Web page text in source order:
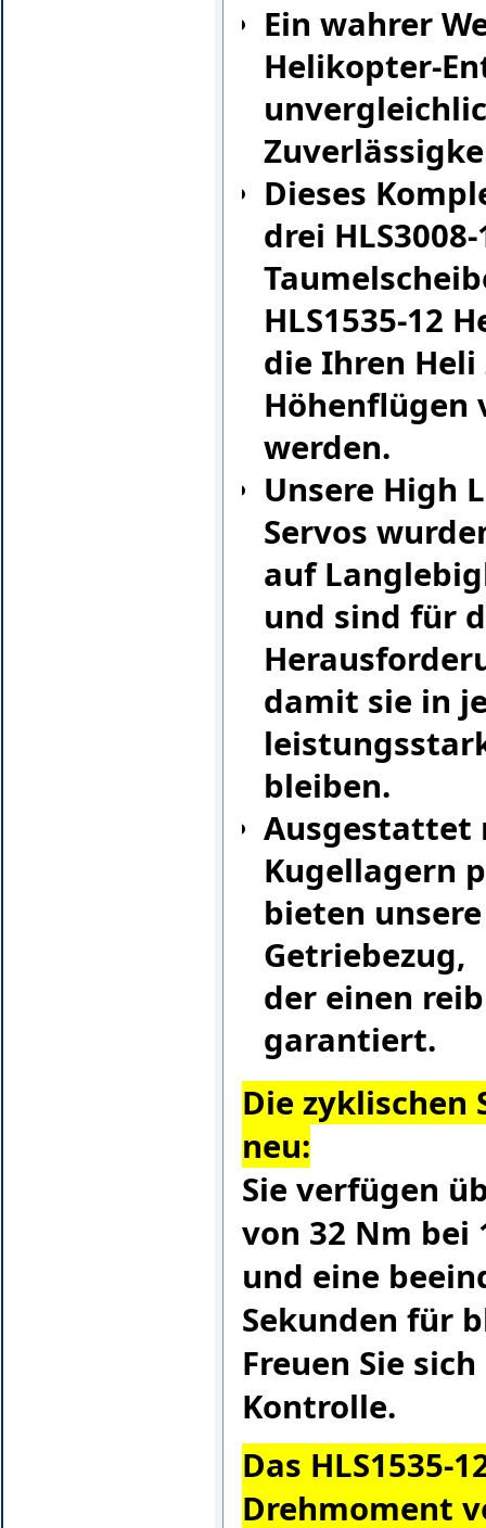
Ein wahrer
Helikopter-
Dieses
drei
HLS1535-12
die Ihren Heli
Höhenflügen
werden.
Unsere High
Servos
auf
und sind für
damit sie in
bleiben.
Ausgestattet
Kugellagern
bieten
Getriebezug,
der einen
garantiert.
Die zyklischen
neu:
Sie verfügen
von 32 Nm bei
und eine
Sekunden für
Freuen Sie
Kontrolle.
Das HLS1535-
Drehmoment